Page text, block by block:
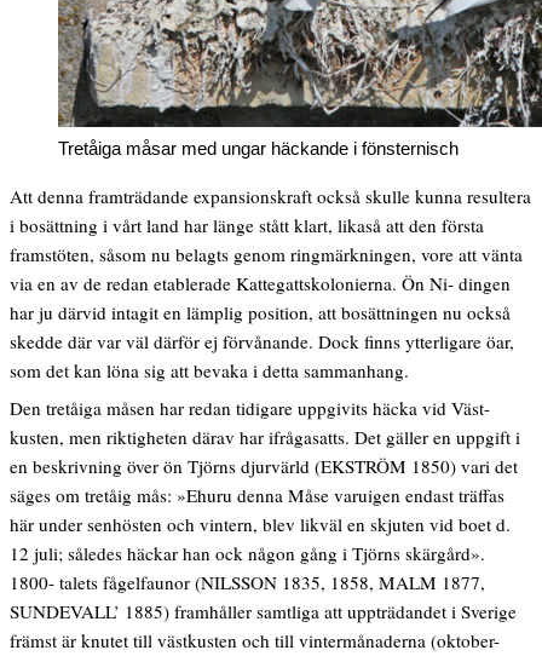
Tretåiga måsar med ungar häckande i fönsternisch
Att denna framträdande expansionskraft också skulle kunna resultera
i bosättning i vårt land har länge stått klart, likaså att den första
framstöten, såsom nu belagts genom ringmärkningen, vore att vänta
via en av de redan etablerade Kattegattskolonierna. Ön Ni- dingen
har ju därvid intagit en lämplig position, att bosättningen nu också
skedde där var väl därför ej förvånande. Dock finns ytterligare öar,
som det kan löna sig att bevaka i detta sammanhang.
Den tretåiga måsen har redan tidigare uppgivits häcka vid Väst-
kusten, men riktigheten därav har ifrågasatts. Det gäller en uppgift i
en beskrivning över ön Tjörns djurvärld (EKSTRÖM 1850) vari det
säges om tretåig mås: »Ehuru denna Måse varuigen endast träffas
här under senhösten och vintern, blev likväl en skjuten vid boet d.
12 juli; således häckar han ock någon gång i Tjörns skärgård».
1800- talets fågelfaunor (NILSSON 1835, 1858, MALM 1877,
SUNDEVALL’ 1885) framhåller samtliga att uppträdandet i Sverige
främst är knutet till västkusten och till vintermånaderna (oktober-